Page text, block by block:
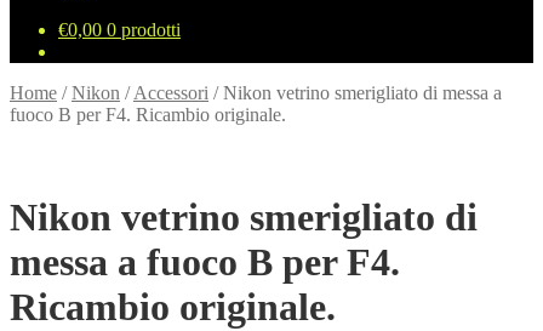
€0,00 0 prodotti
Home /Nikon /Accessori /Nikon vetrino smerigliato di messa a
fuoco B per F4. Ricambio originale.
Nikon vetrino smerigliato di
messa a fuoco B per F4.
Ricambio originale.